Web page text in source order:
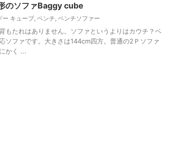
のソファBaggy cube
ー キューブ, ベンチ, ベンチソファー
もたれはありません。ソファというよりはカウチ？ベ
ソファです。大きさは144cm四方。普通の2Ｐソファ
かく ...